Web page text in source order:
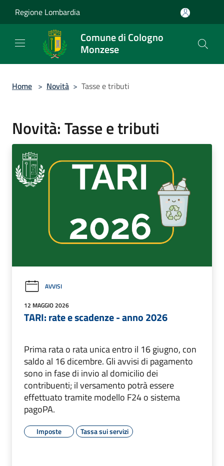
Regione Lombardia
Comune di Cologno
Monzese
Home > Novità > Tasse e tributi
Novità: Tasse e tributi
AVVISI
12 MAGGIO 2026
TARI: rate e scadenze - anno 2026
Prima rata o rata unica entro il 16 giugno, con
saldo al 16 dicembre. Gli avvisi di pagamento
sono in fase di invio al domicilio dei
contribuenti; il versamento potrà essere
effettuato tramite modello F24 o sistema
pagoPA.
Imposte Tassa sui servizi